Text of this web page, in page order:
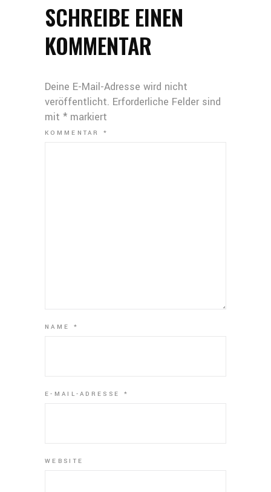
SCHREIBE EINEN
KOMMENTAR
Deine E-Mail-Adresse wird nicht
veröffentlicht. Erforderliche Felder sind
mit * markiert
KOMMENTAR*
NAME *
E-MAIL-ADRESSE *
WEBSITE